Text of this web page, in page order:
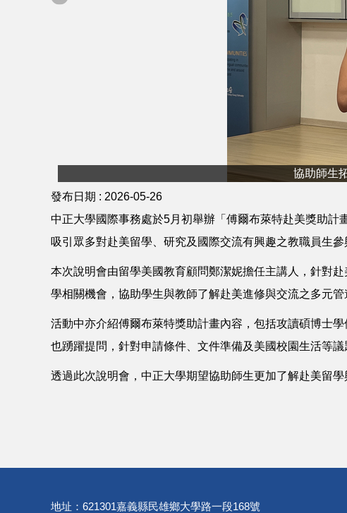
協助師生
發布日期 : 2026-05-26
中正大學國際事務處於5月初舉辦「傅爾布萊特赴美獎助計
吸引眾多對赴美留學、研究及國際交流有興趣之教職員生參
本次說明會由留學美國教育顧問鄭潔妮擔任主講人，針對
學相關機會，協助學生與教師了解赴美進修與交流之多元管
活動中亦介紹傅爾布萊特獎助計畫內容，包括攻讀碩博士
也踴躍提問，針對申請條件、文件準備及美國校園生活等
透過此次說明會，中正大學期望協助師生更加了解赴美留
地址：621301嘉義縣民雄鄉大學路一段168號